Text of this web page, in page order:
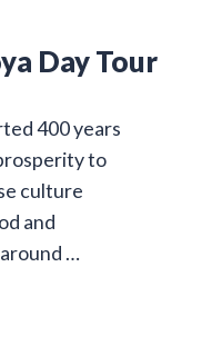
Day Tour
400 years
to
culture
and
…